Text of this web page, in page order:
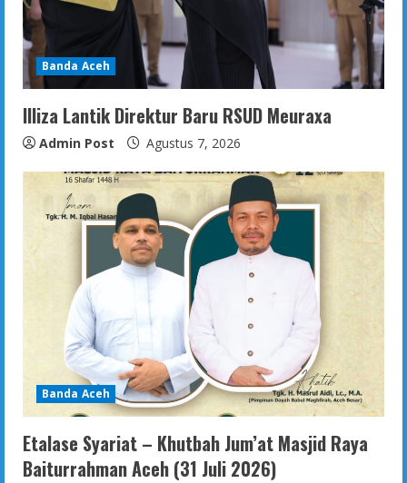
Banda Aceh
Illiza Lantik Direktur Baru RSUD Meuraxa
Admin Post Agustus 7, 2026
Banda Aceh
Etalase Syariat – Khutbah Jum’at Masjid Raya
Baiturrahman Aceh (31 Juli 2026)